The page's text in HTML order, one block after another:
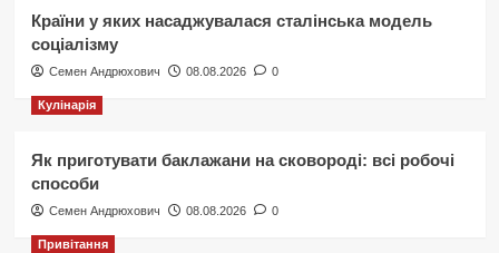
Країни у яких насаджувалася сталінська модель
соціалізму
Семен Андрюхович 08.08.2026 0
Кулінарія
Як приготувати баклажани на сковороді: всі робочі
способи
Семен Андрюхович 08.08.2026 0
Привітання